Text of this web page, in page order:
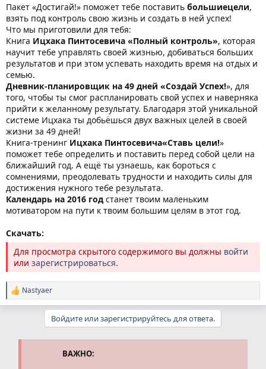
Пакет «Достигай!» поможет тебе поставить большиецели,
взять под контроль свою жизнь и создать в ней успех!
Что мы приготовили для тебя:
Книга Ицхака Пинтосевича «Полный контроль», которая
научит тебе управлять своей жизнью, добиваться больших
результатов и при этом успевать находить время на отдых и
семью.
Дневник-планировщик на 49 дней «Создай Успех!», для
того, чтобы ты смог распланировать свой успех и наверняка
прийти к желанному результату. Благодаря этой уникальной
системе Ицхака ты добьёшься двух важных целей в своей
жизни за 49 дней!
Книга-тренинг Ицхака Пинтосевича«Ставь цели!»
поможет тебе определить и поставить перед собой цели на
ближайший год. А ещё ты узнаешь, как бороться с
сомнениями, преодолевать трудности и находить силы для
достижения нужного тебе результата.
Календарь на 2016 год станет твоим маленьким
мотиватором на пути к твоим большим целям в этот год.
Скачать:
Для просмотра скрытого содержимого вы должны войти
или зарегистрироваться.
Р
е
Nastyaer
Войдите или зарегистрируйтесь для ответа.
ВАЖНО: